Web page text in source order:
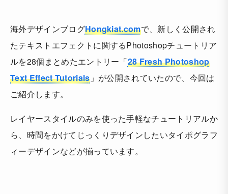
海外デザインブログHongkiat.comで、新しく公開され
たテキストエフェクトに関するPhotoshopチュートリア
ルを28個まとめたエントリー「28 Fresh Photoshop
Text Effect Tutorials」が公開されていたので、今回は
ご紹介します。
レイヤースタイルのみを使った手軽なチュートリアルか
ら、時間をかけてじっくりデザインしたいタイポグラフ
ィーデザインなどが揃っています。